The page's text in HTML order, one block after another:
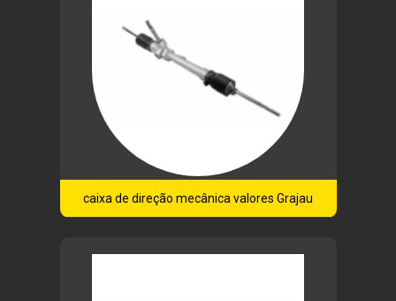
caixa de direção mecânica valores Grajau